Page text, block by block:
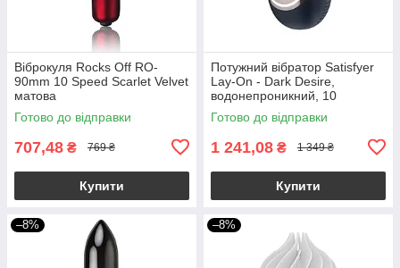
Віброкуля Rocks Off RO-
90mm 10 Speed ​​Scarlet Velvet
матова
Готово до відправки
707,48 ₴ 769 ₴
Купити
Потужний вібратор Satisfyer
Lay-On - Dark Desire,
водонепроникний, 10
режимів роботи
Готово до відправки
1 241,08 ₴ 1 349 ₴
Купити
–8% –8%